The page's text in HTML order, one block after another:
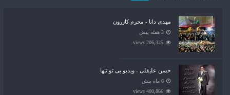
مهدی دانا - محرم کازرون
3 هفته پیش
206,325 views
حسن علیقلی - ویدیو بی تو تنها
6 ماه پیش
400,866 views